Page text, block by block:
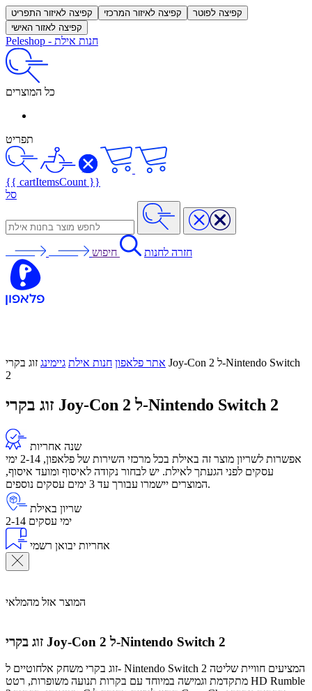
קפיצה לאיזור התפריט קפיצה לאיזור המרכזי
קפיצה לפוטר
קפיצה לאזור האישי
Peleshop - חנות אילת
כל המוצרים
תפריט
{{ cartItemsCount }}
סל
חזרה לחנות חיפוש
אתר פלאפון חנות אילת גיימינג זוג בקרי Joy-Con 2 ל-Nintendo Switch
2
זוג בקרי Joy-Con 2 ל-Nintendo Switch 2
שנה אחריות
אפשרות לשריון מוצר זה באילת בכל מרכזי השירות של פלאפון, 2-14 ימי
עסקים לפני הגעתך לאילת. יש לבחור נקודה לאיסוף ומועד איסוף,
המוצרים יישמרו עבורך עד 3 ימים עסקים נוספים.
שריון באילת
2-14 ימי עסקים
אחריות יבואן רשמי
המוצר אזל מהמלאי
זוג בקרי Joy-Con 2 ל-Nintendo Switch 2
זוג בקרי משחק אלחוטיים ל- Nintendo Switch 2 המציעים חוויית שליטה
מתקדמת וגמישה במיוחד עם בקרות תנועה משופרות, רטט HD Rumble